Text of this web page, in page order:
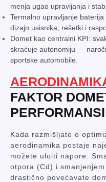
menja ugao upravljanja i
Termalno upravljanje
dizajn usisnika, rešetki i
Domet kao centralni KPI:
skraćuje autonomiju —
sportske automobile.
FAKTOR
PERFORMANSI
Kada razmišljate o
aerodinamika postaje
možete uloiti napore.
otpora (Cd) i
drastično povećavate